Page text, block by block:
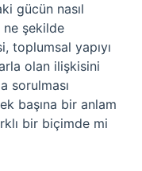
gücün nasıl
şekilde
toplumsal yapıyı
olan ilişkisini
sorulması
başına bir anlam
bir biçimde mi